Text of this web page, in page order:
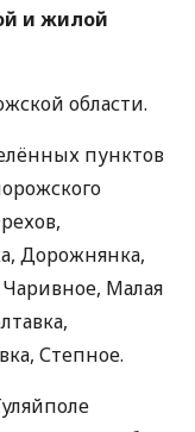
и жилой
области.
пунктов
Дорожнянка,
Малая
Степное.